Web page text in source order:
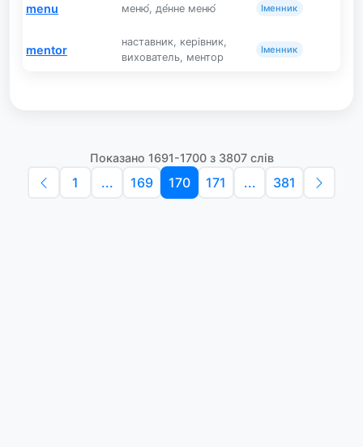
menu меню́, де́нне меню́ Іменник
mentor
наставник, керівник,
вихователь, ментор
Іменник
Показано 1691-1700 з 3807 слів
1 ... 169 170 171 ... 381